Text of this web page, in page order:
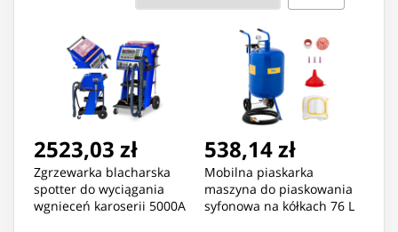
2523,03 zł
Zgrzewarka blacharska
spotter do wyciągania
wgnieceń karoserii 5000A
538,14 zł
Mobilna piaskarka
maszyna do piaskowania
syfonowa na kółkach 76 L